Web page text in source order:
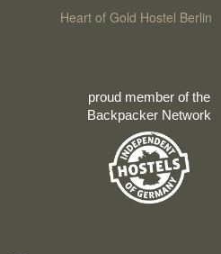
Heart of Gold Hostel Berlin
proud member of the
Backpacker Network